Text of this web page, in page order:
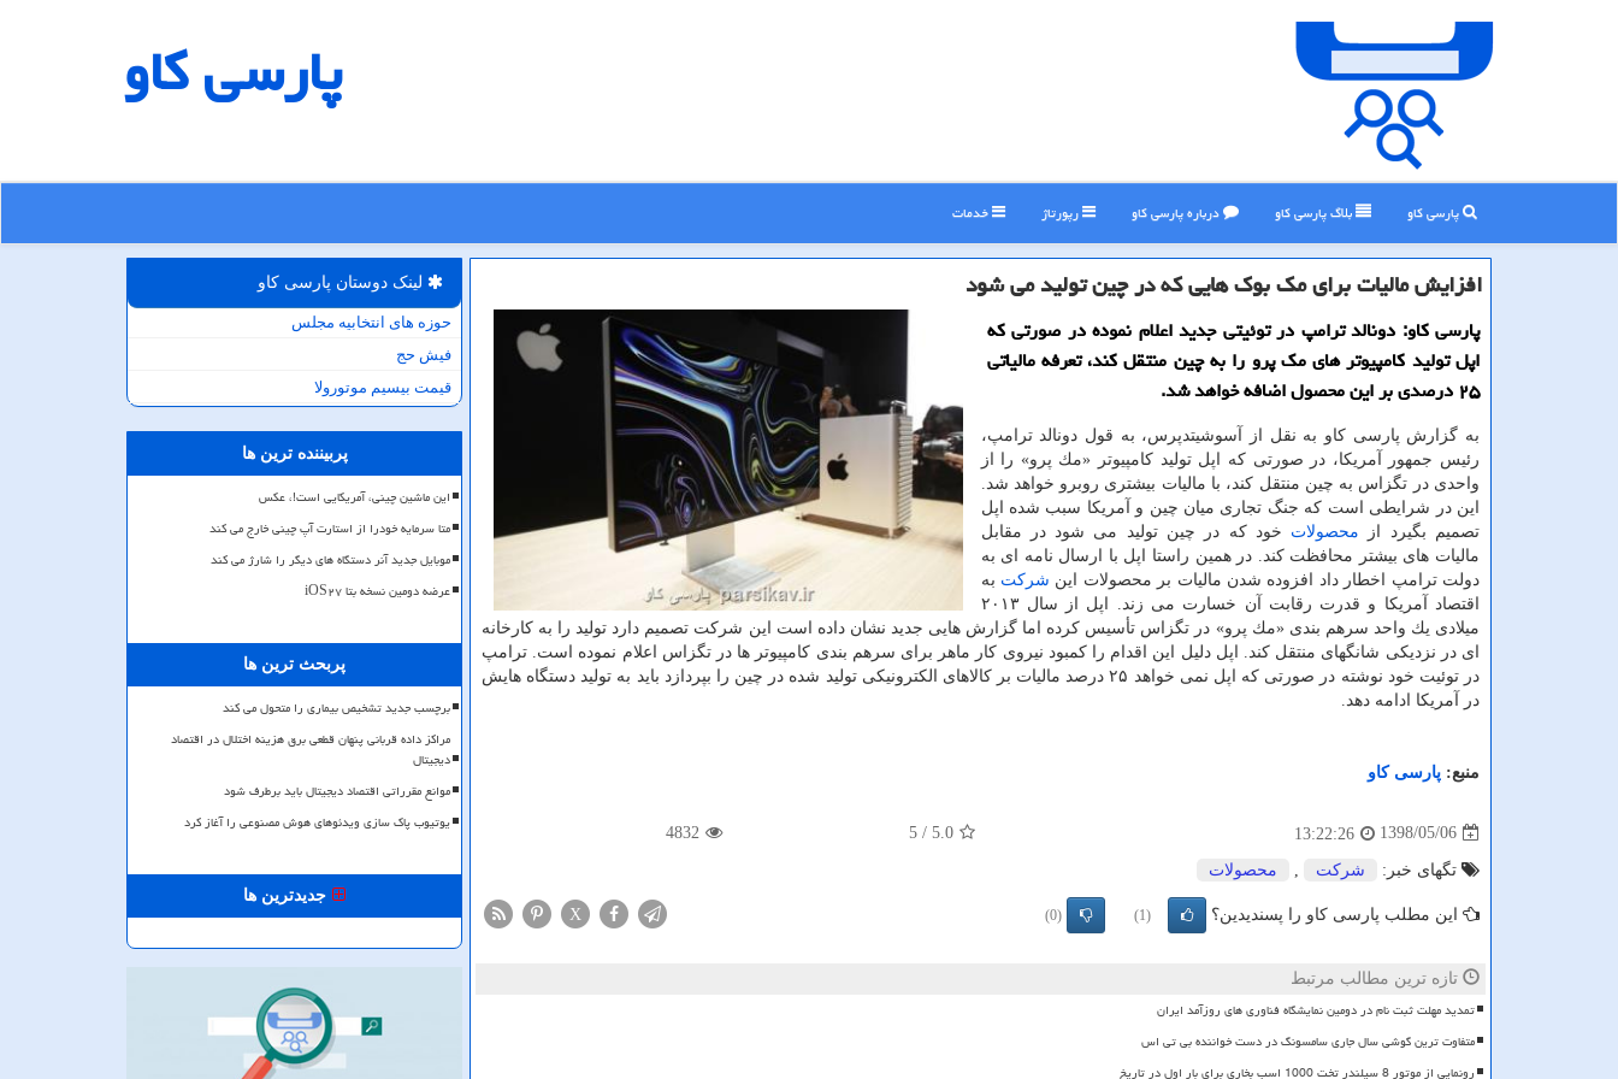
پارسی كاو
پارسی کاو بلاگ پارسی كاو درباره پارسی كاو رپورتاژ خدمات
افزایش مالیات برای مك بوك هایی كه در چین تولید می شود
پارسی كاو: دونالد ترامپ در توئیتی جدید اعلام نموده در صورتی كه
اپل تولید كامپیوتر های مك پرو را به چین منتقل كند، تعرفه مالیاتی
۲۵ درصدی بر این محصول اضافه خواهد شد.
به گزارش پارسی كاو به نقل از آسوشیتدپرس، به قول دونالد ترامپ،
رئیس جمهور آمریكا، در صورتی كه اپل تولید كامپیوتر «مك پرو» را از
واحدی در تگزاس به چین منتقل كند، با مالیات بیشتری روبرو خواهد شد.
این در شرایطی است كه جنگ تجاری میان چین و آمریكا سبب شده اپل
تصمیم بگیرد از محصولات خود كه در چین تولید می شود در مقابل
مالیات های بیشتر محافظت كند. در همین راستا اپل با ارسال نامه ای به
دولت ترامپ اخطار داد افزوده شدن مالیات بر محصولات این شركت به
اقتصاد آمریكا و قدرت رقابت آن خسارت می زند. اپل از سال ۲۰۱۳
میلادی یك واحد سرهم بندی «مك پرو» در تگزاس تأسیس كرده اما گزارش هایی جدید نشان داده است این شركت تصمیم دارد تولید را به كارخانه
ای در نزدیكی شانگهای منتقل كند. اپل دلیل این اقدام را كمبود نیروی كار ماهر برای سرهم بندی كامپیوتر ها در تگزاس اعلام نموده است. ترامپ
در توئیت خود نوشته در صورتی كه اپل نمی خواهد ۲۵ درصد مالیات بر كالاهای الكترونیكی تولید شده در چین را بپردازد باید به تولید دستگاه هایش
در آمریكا ادامه دهد.
منبع: پارسی كاو
1398/05/06
13:22:26
5.0
/ 5
4832
تگهای خبر: شركت محصولات
این مطلب پارسی کاو را پسندیدین؟ (1)
(0)
X
تازه ترین مطالب مرتبط
تمدید مهلت ثبت نام در دومین نمایشگاه فناوری های روزآمد ایران
متفاوت ترین گوشی سال جاری سامسونگ در دست خواننده بی تی اس
رونمایی از موتور 8 سیلندر تخت 1000 اسب بخاری برای بار اول در تاریخ
لینک دوستان پارسی كاو
حوزه های انتخابیه مجلس
فیش حج
قیمت بیسیم موتورولا
پربیننده ترین ها
این ماشین چینی، آمریکایی است!، عکس
متا سرمایه خودرا از استارت آپ چینی خارج می کند
موبایل جدید آنر دستگاه های دیگر را شارژ می کند
عرضه دومین نسخه بتا iOS۲۷
پربحث ترین ها
برچسب جدید تشخیص بیماری را متحول می کند
مراکز داده قربانی پنهان قطعی برق هزینه اختلال در اقتصاد
دیجیتال
موانع مقرراتی اقتصاد دیجیتال باید برطرف شود
یوتیوب پاک سازی ویدئوهای هوش مصنوعی را آغاز کرد
جدیدترین ها